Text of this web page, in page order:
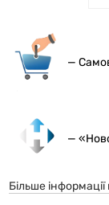
— С
—
Більше